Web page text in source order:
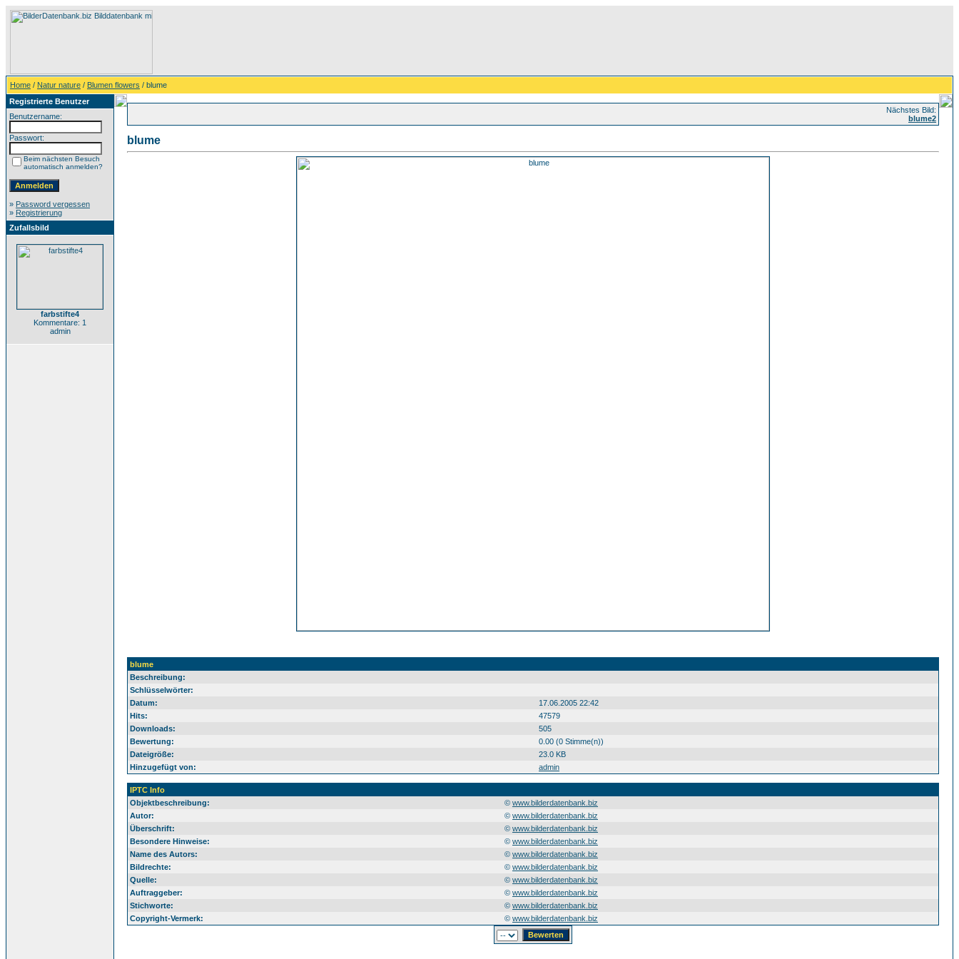
Home / Natur nature / Blumen flowers / blume
Registrierte Benutzer
Benutzername:
Passwort:
Beim nächsten Besuch
automatisch anmelden?
» Password vergessen
» Registrierung
Zufallsbild
farbstifte4
Kommentare: 1
admin
Nächstes Bild:
blume2
blume
blume
Beschreibung:
Schlüsselwörter:
Datum:
17.06.2005 22:42
Hits:
47579
Downloads:
505
Bewertung:
0.00 (0 Stimme(n))
Dateigröße:
23.0 KB
Hinzugefügt von:
admin
IPTC Info
Objektbeschreibung:
© www.bilderdatenbank.biz
Autor:
© www.bilderdatenbank.biz
Überschrift:
© www.bilderdatenbank.biz
Besondere Hinweise:
© www.bilderdatenbank.biz
Name des Autors:
© www.bilderdatenbank.biz
Bildrechte:
© www.bilderdatenbank.biz
Quelle:
© www.bilderdatenbank.biz
Auftraggeber:
© www.bilderdatenbank.biz
Stichworte:
© www.bilderdatenbank.biz
Copyright-Vermerk:
© www.bilderdatenbank.biz